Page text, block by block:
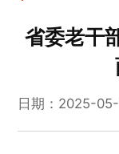
省委老干
日期：2025-